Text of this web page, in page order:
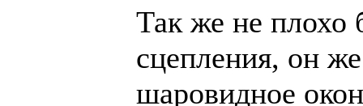
Так же не плохо
сцепления, он
шаровидное